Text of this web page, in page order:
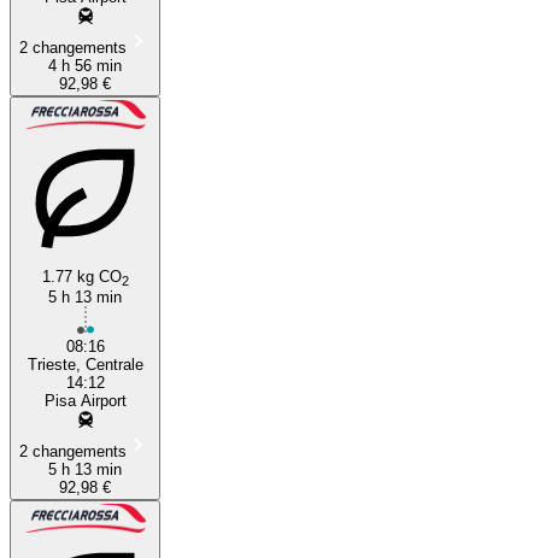
2 changements
4 h 56 min
92,98 €
1.77 kg CO2
5 h 13 min
08:16
Trieste, Centrale
14:12
Pisa Airport
2 changements
5 h 13 min
92,98 €